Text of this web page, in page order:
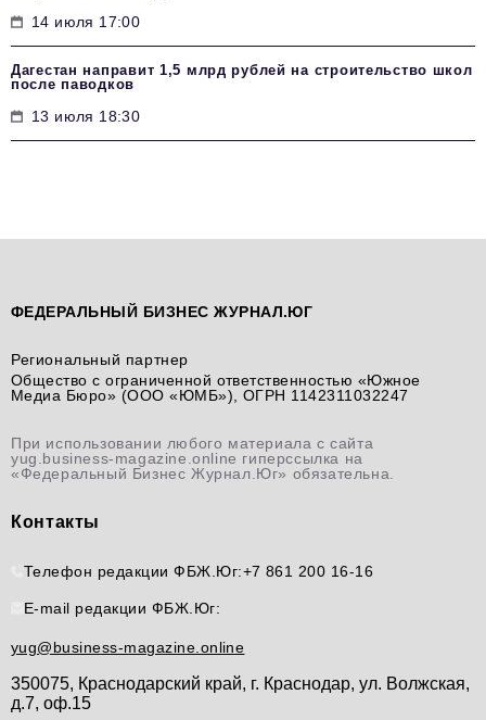
14 июля 17:00
Дагестан направит 1,5 млрд рублей на строительство школ
после паводков
13 июля 18:30
ФЕДЕРАЛЬНЫЙ БИЗНЕС ЖУРНАЛ.ЮГ
Региональный партнер
Общество с ограниченной ответственностью «Южное
Медиа Бюро» (ООО «ЮМБ»), ОГРН 1142311032247
При использовании любого материала с сайта
yug.business-magazine.online гиперссылка на
«Федеральный Бизнес Журнал.Юг» обязательна.
Контакты
Телефон редакции ФБЖ.Юг:+7 861 200 16-16
E-mail редакции ФБЖ.Юг:
yug@business-magazine.online
350075, Краснодарский край, г. Краснодар, ул. Волжская,
д.7, оф.15